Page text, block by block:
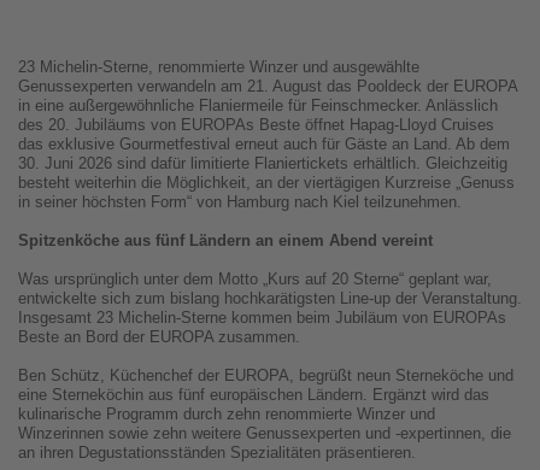
23 Michelin-Sterne, renommierte Winzer und ausgewählte
Genussexperten verwandeln am 21. August das Pooldeck der EUROPA
in eine außergewöhnliche Flaniermeile für Feinschmecker. Anlässlich
des 20. Jubiläums von EUROPAs Beste öffnet Hapag-Lloyd Cruises
das exklusive Gourmetfestival erneut auch für Gäste an Land. Ab dem
30. Juni 2026 sind dafür limitierte Flaniertickets erhältlich. Gleichzeitig
besteht weiterhin die Möglichkeit, an der viertägigen Kurzreise „Genuss
in seiner höchsten Form“ von Hamburg nach Kiel teilzunehmen.
Spitzenköche aus fünf Ländern an einem Abend vereint
Was ursprünglich unter dem Motto „Kurs auf 20 Sterne“ geplant war,
entwickelte sich zum bislang hochkarätigsten Line-up der Veranstaltung.
Insgesamt 23 Michelin-Sterne kommen beim Jubiläum von EUROPAs
Beste an Bord der EUROPA zusammen.
Ben Schütz, Küchenchef der EUROPA, begrüßt neun Sterneköche und
eine Sterneköchin aus fünf europäischen Ländern. Ergänzt wird das
kulinarische Programm durch zehn renommierte Winzer und
Winzerinnen sowie zehn weitere Genussexperten und -expertinnen, die
an ihren Degustationsständen Spezialitäten präsentieren.